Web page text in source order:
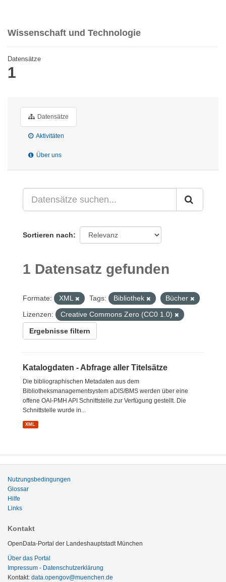
Wissenschaft und Technologie
Datensätze
1
Datensätze
Aktivitäten
Über uns
Sortieren nach
1 Datensatz gefunden
Formate: XML Tags: Bibliothek
Bücher
Lizenzen:
Creative Commons Zero (CC0 1.0)
Ergebnisse filtern
Katalogdaten - Abfrage aller Titelsätze
Die bibliographischen Metadaten aus dem
Bibliotheksmanagementsystem aDIS/BMS werden über eine
offene OAI-PMH API Schnittstelle zur Verfügung gestellt. Die
Schnittstelle wurde in...
XML
Nutzungsbedingungen
Glossar
Hilfe
Links
Kontakt
OpenData-Portal der Landeshauptstadt München
Über das Portal
Impressum - Datenschutzerklärung
Kontakt: data.opengov@muenchen.de